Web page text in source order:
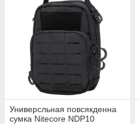
Универсльная повсякденна
сумка Nitecore NDP10